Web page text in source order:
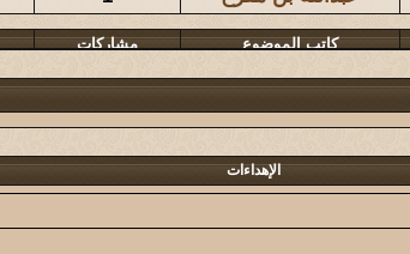
المشرقي 126
@دايم السيف@ 7
كاتب الموضوع مشاركات
الإهداءات